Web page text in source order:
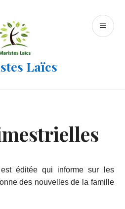
Laïcs
éditée qui informe sur les
des nouvelles de la famille